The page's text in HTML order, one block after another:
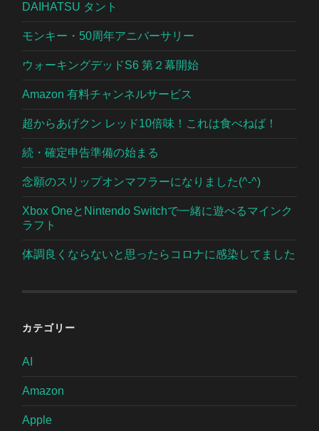
DAIHATSU タント
モンキー・50周年アニバーサリー
ウォーキングデッドS6 第２幕開始
Amazon 有料チャンネルサービス
超からあげクン レッド10倍味！これは食べねば！
続・確定申告準備の始まる
念願のスリップオンマフラーになりました(^-^)
Xbox OneとNintendo Switchで一緒に遊べるマインク
ラフト
体調良くならないと思ったらコロナに感染してました
カテゴリー
AI
Amazon
Apple